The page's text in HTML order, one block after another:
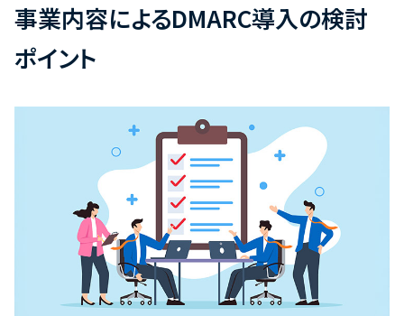
事業内容によるDMARC導入の検討
ポイント